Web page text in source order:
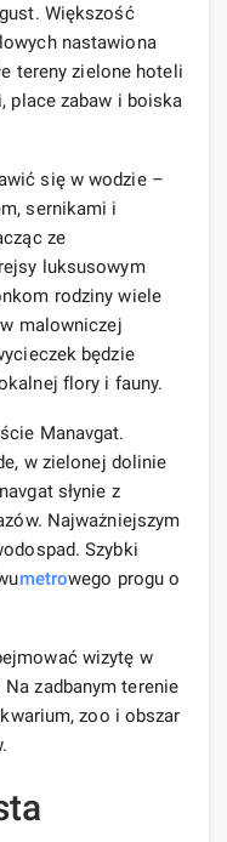
Większość
nastawiona
tereny zielone hoteli
place zabaw i boiska
się w wodzie –
sernikami i
ze
luksusowym
rodziny wiele
malowniczej
będzie
flory i fauny.
Manavgat.
w zielonej dolinie
słynie z
Najważniejszym
Szybki
metrowego progu o
wizytę w
zadbanym terenie
zoo i obszar